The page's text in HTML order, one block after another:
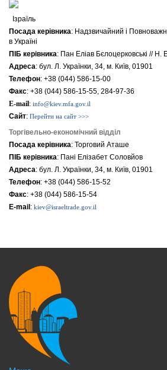
Ізраїль
Посада керівника: Надзвичайний і
в Україні
ПІБ керівника: Пан Еліав Бєлоцерковські // H.
Адреса: бул. Л. Українки, 34, м. Київ, 01901
Телефон: +38 (044) 586-15-00
Факс: +38 (044) 586-15-55, 284-97-36
E-mail: info@kiev.mfa.gov.il
Сайт: Перейти на сайт >>>
Торгівельно-економічний відділ
Посада керівника: Торговий Аташе
ПІБ керівника: Пані Елізабет Соловйов
Адреса: бул. Л. Українки, 34, м. Київ, 01901
Телефон: +38 (044) 586-15-52
Факс: +38 (044) 586-15-54
E-mail : kiev@israeltrade.gov.il